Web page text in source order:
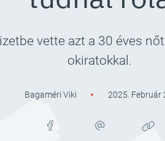
vette azt a 30 éves
okiratokkal.
Bagaméri Viki 2025. Február